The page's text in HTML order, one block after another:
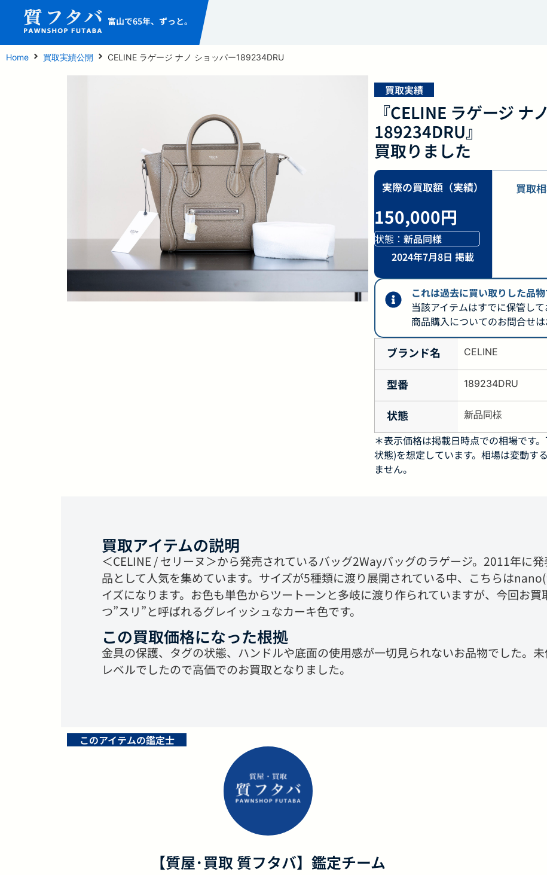
富山で65年、ずっと。
Home 買取実績公開 CELINE ラゲージ ナノ ショッパー189234DRU
買取実績
『CELINE ラゲージ ナ
189234DRU』
買取りました
実際の買取額（実績）
150,000円
状態： 新品同様
2024年7月8日 掲載
買取
これは過去に買い取りした品物
当該アイテムはすでに保管して
商品購入についてのお問合せは
ブランド名 CELINE
型番 189234DRU
状態 新品同様
＊表示価格は掲載日時点での相場です
状態)を想定しています。相場は変動す
ません。
買取アイテムの説明
＜CELINE / セリーヌ＞から発売されているバッグ2Wayバッグのラゲージ。2011年に
品として人気を集めています。サイズが5種類に渡り展開されている中、こちらは
イズになります。お色も単色からツートーンと多岐に渡り作られていますが、今回お
つ”スリ”と呼ばれるグレイッシュなカーキ色です。
この買取価格になった根拠
金具の保護、タグの状態、ハンドルや底面の使用感が一切見られないお品物でした。
レベルでしたので高価でのお買取となりました。
このアイテムの鑑定士
【質屋･買取 質フタバ】鑑定チーム